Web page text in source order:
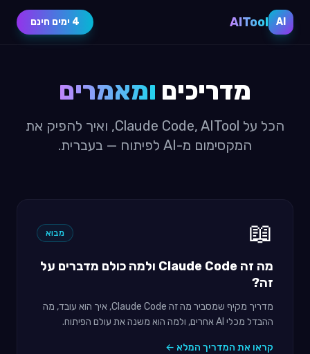
AI
AITool 4 ימים חינם
מדריכים ומאמרים
הכל על Claude Code, AITool, ואיך להפיק את
המקסימום מ-AI לפיתוח — בעברית.
📖 מבוא
מה זה Claude Code ולמה כולם מדברים על
זה?
מדריך מקיף שמסביר מה זה Claude Code, איך הוא עובד, מה
ההבדל מכלי AI אחרים, ולמה הוא משנה את עולם הפיתוח.
קראו את המדריך המלא ←